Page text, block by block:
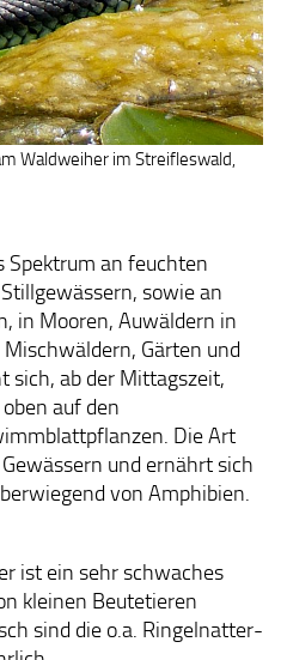
Waldweiher im Streifleswald,
an feuchten
sowie an
in Mooren, Auwäldern in
Gärten und
sich, ab der Mittagszeit,
auf den
Die Art
und ernährt sich
von Amphibien.
ist ein sehr schwaches
kleinen Beutetieren
sind die o.a. Ringelnatter-